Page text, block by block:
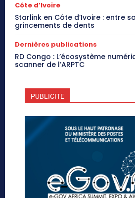
Côte d’Ivoire
Starlink en Côte d’Ivoire : entre
grincements de dents
Dernières publications
RD Congo : L’écosystème
scanner de l’ARPTC
PUBLICITE